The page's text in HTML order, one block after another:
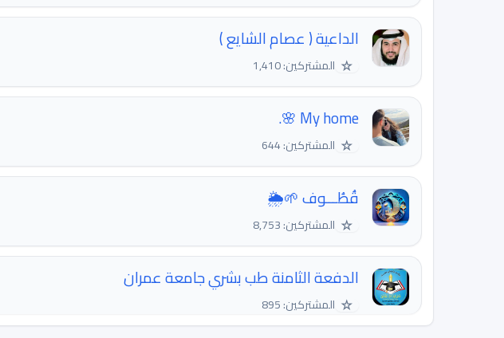
الداعية ( عصام الشايع )
☆ المشتركين: 1,410
My home 🌸.
☆ المشتركين: 644
قُطُـــوف 🌱🌦
☆ المشتركين: 8,753
الدفعة الثامنة طب بشري جامعة عمران
☆ المشتركين: 895